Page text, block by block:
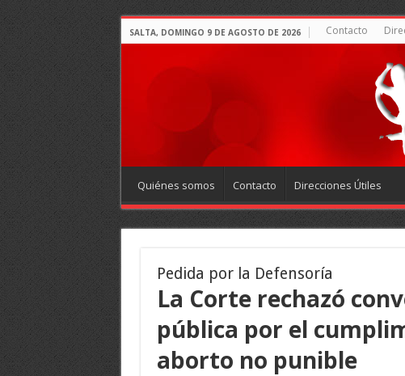
SALTA, DOMINGO 9 DE AGOSTO DE 2026 Contacto
Quiénes somos Contacto Direcciones Útiles
Pedida por la Defensoría
La Corte rechazó
pública por el
aborto no punible